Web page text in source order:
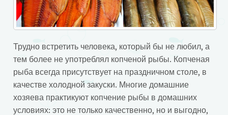
Трудно встретить человека, который бы не любил, а
тем более не употреблял копченой рыбы. Копченая
рыба всегда присутствует на праздничном столе, в
качестве холодной закуски. Многие домашние
хозяева практикуют копчение рыбы в домашних
условиях: это не только качественно, но и выгодно,